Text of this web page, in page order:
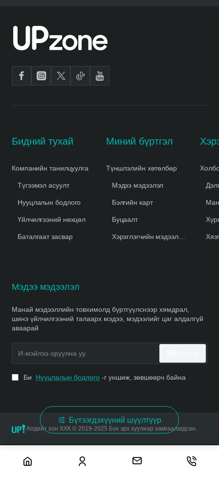
Бидний тухай
Компанийн танилцуулга
Түгээмэл асуулт
Нууцлалын бодлого
Үйлчилгээний нөхцөл
Баталгаат засвар
Миний бүртгэл
Түншлэлийн хөтөлбөр
Мэдээ мэдээлэл
Бэлгийн карт
Буцаалт
Хэрэглэгчийн мэдээлэл устгах
Мэдээ мэдээлэл
Манай мэдээллийн товхимолд бүртгүүлснээр хямдрал,
шинэ үйлчилгээний талаарх мэдээ, мэдээлийг цаг алдалгүй
аваарай
мэйлээ
оруулна
уу.
Би Нууцлалын бодлого -г уншиж, зөвшөөрч байна
Апдейт зон ХХК © 2019-2025 Бүх эрх хуулиар хамгаалагдсан.
Бүтээгдэхүүний шүүлтүүр